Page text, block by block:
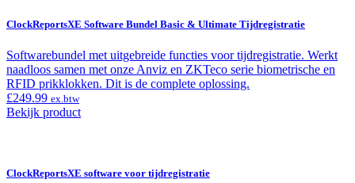
ClockReportsXE Software Bundel Basic & Ultimate Tijdregistratie
Softwarebundel met uitgebreide functies voor tijdregistratie. Werkt
naadloos samen met onze Anviz en ZKTeco serie biometrische en
RFID prikklokken. Dit is de complete oplossing.
£249.99 ex.btw
Bekijk product
ClockReportsXE software voor tijdregistratie